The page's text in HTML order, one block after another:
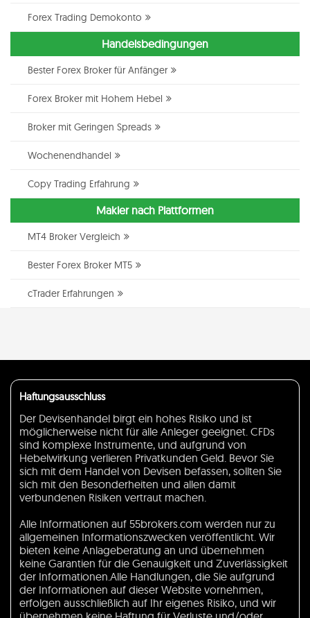
Forex Trading Demokonto
Handelsbedingungen
Bester Forex Broker für Anfänger
Forex Broker mit Hohem Hebel
Broker mit Geringen Spreads
Wochenendhandel
Copy Trading Erfahrung
Makler nach Plattformen
MT4 Broker Vergleich
Bester Forex Broker MT5
cTrader Erfahrungen
Haftungsausschluss
Der Devisenhandel birgt ein hohes Risiko und ist
möglicherweise nicht für alle Anleger geeignet. CFDs
sind komplexe Instrumente, und aufgrund von
Hebelwirkung verlieren Privatkunden Geld. Bevor Sie
sich mit dem Handel von Devisen befassen, sollten Sie
sich mit den Besonderheiten und allen damit
verbundenen Risiken vertraut machen.
Alle Informationen auf 55brokers.com werden nur zu
allgemeinen Informationszwecken veröffentlicht. Wir
bieten keine Anlageberatung an und übernehmen
keine Garantien für die Genauigkeit und Zuverlässigkeit
der Informationen.Alle Handlungen, die Sie aufgrund
der Informationen auf dieser Website vornehmen,
erfolgen ausschließlich auf Ihr eigenes Risiko, und wir